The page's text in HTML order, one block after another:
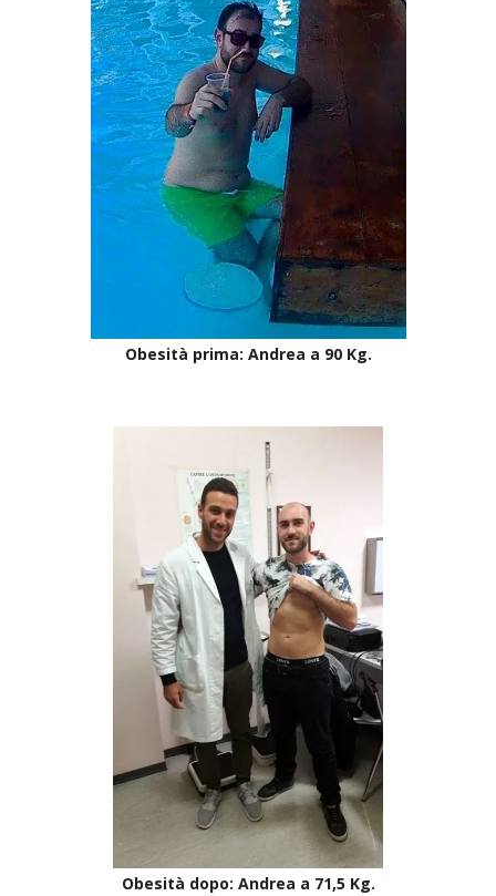
Obesità prima: Andrea a 90 Kg.
Obesità dopo: Andrea a 71,5 Kg.